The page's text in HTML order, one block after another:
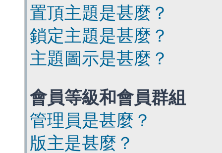
置頂主題是甚麼？
鎖定主題是甚麼？
主題圖示是甚麼？
會員等級和會員群組
管理員是甚麼？
版主是甚麼？